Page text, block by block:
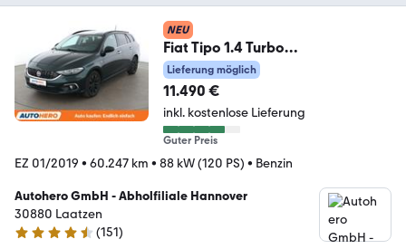
NEU
Fiat Tipo 1.4 Turbo
Lounge*NAVI*CAM*PDC*SHZ*KLI
MA*
Lieferung möglich
11.490 €
inkl. kostenlose Lieferung
Guter Preis
EZ 01/2019 • 60.247 km • 88 kW (120 PS) • Benzin
Autohero GmbH - Abholfiliale Hannover
30880 Laatzen
4.7 Sterne
(151)